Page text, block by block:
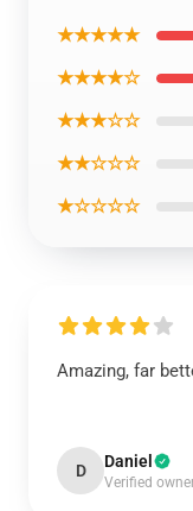
★★★★★
★★★★☆
★★★☆☆
★★☆☆☆
★☆☆☆☆
Amazing, far
D Daniel
Verified